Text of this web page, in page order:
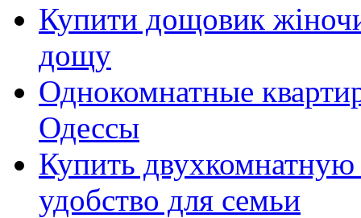
Купити дощовик
дощу
Однокомнатные
Одессы
Купить
удобство для семьи